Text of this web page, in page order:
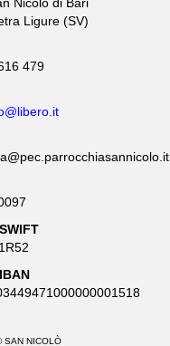
Ligure (SV)
479
SAN NICOLÒ